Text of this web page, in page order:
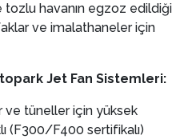
tozlu havanın egzoz edildiği
ve imalathaneler için
Jet Fan Sistemleri:
ve tüneller için yüksek
(F300/F400 sertifikalı)